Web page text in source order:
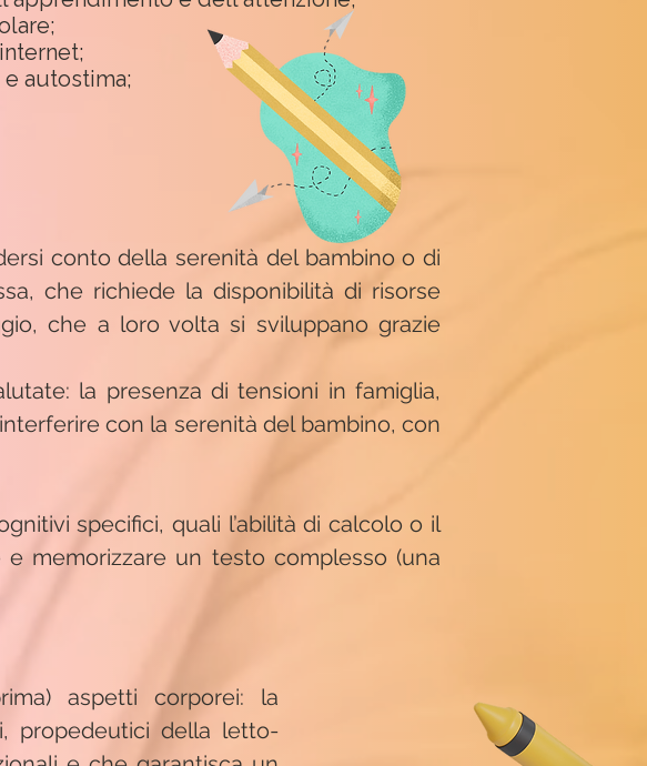
autostima;
conto della serenità del bambino o di
che richiede la disponibilità di risorse
che a loro volta si sviluppano grazie
la presenza di tensioni in famiglia,
con la serenità del bambino, con
specifici, quali l’abilità di calcolo o il
memorizzare un testo complesso (una
aspetti corporei: la
propedeutici della letto-